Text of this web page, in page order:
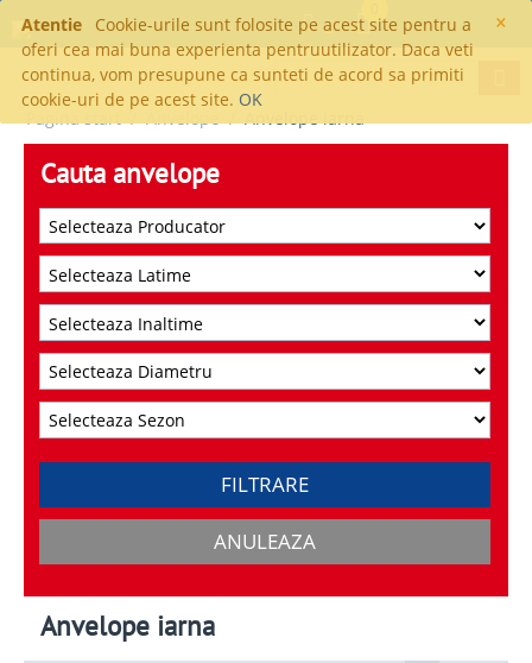
×
Atentie
Cookie-urile sunt folosite pe acest site pentru a
oferi cea mai buna experienta pentruutilizator. Daca veti
continua, vom presupune ca sunteti de acord sa primiti
cookie-uri de pe acest site. OK
Cauta anvelope
FILTRARE
ANULEAZA
Anvelope iarna